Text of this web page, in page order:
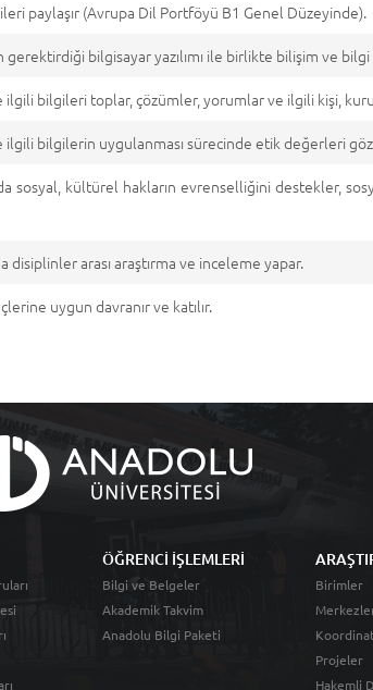
paylaşır (Avrupa Dil Portföyü B1 Genel Düzeyinde).
gerektirdiği bilgisayar yazılımı ile birlikte bilişim ve
ilgili bilgileri toplar, çözümler, yorumlar ve ilgili kişi,
ilgili bilgilerin uygulanması sürecinde etik değerleri
sosyal, kültürel hakların evrenselliğini destekler,
disiplinler arası araştırma ve inceleme yapar.
uygun davranır ve katılır.
ÖĞRENCİ İŞLEMLERİ
Bilgi ve Belgeler
Akademik Takvim
Anadolu Bilgi Paketi
Birimler
Projeler
Hakemli